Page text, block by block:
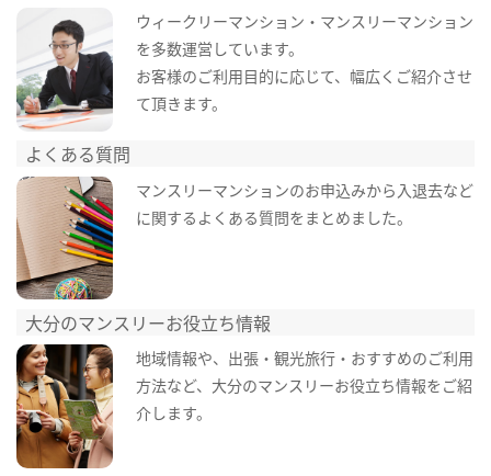
ウィークリーマンション・マンスリーマンション
を多数運営しています。
お客様のご利用目的に応じて、幅広くご紹介させ
て頂きます。
よくある質問
マンスリーマンションのお申込みから入退去など
に関するよくある質問をまとめました。
大分のマンスリーお役立ち情報
地域情報や、出張・観光旅行・おすすめのご利用
方法など、大分のマンスリーお役立ち情報をご紹
介します。